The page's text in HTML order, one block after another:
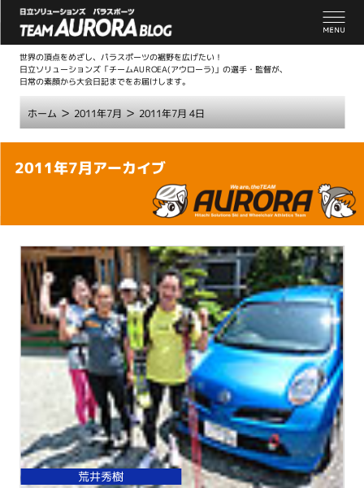
世界の頂点をめざし、パラスポーツの裾野を広げたい！
日立ソリューションズ「チームAUROEA(アウローラ)」の選手・監督が、
日常の素顔から大会日記までをお届けします。
ホーム > 2011年7月 > 2011年7月 4日
本
2011年7月アーカイブ
荒井秀樹